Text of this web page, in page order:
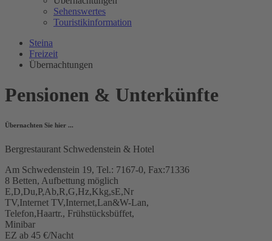
Sehenswertes
Touristikinformation
Steina
Freizeit
Übernachtungen
Pensionen & Unterkünfte
Übernachten Sie hier ...
Bergrestaurant Schwedenstein & Hotel
Am Schwedenstein 19, Tel.: 7167-0, Fax:71336
8 Betten, Aufbettung möglich
E,D,Du,P,Ab,R,G,Hz,Kkg,sE,Nr
TV,Internet TV,Internet,Lan&W-Lan,
Telefon,Haartr., Frühstücksbüffet,
Minibar
EZ ab 45 €/Nacht